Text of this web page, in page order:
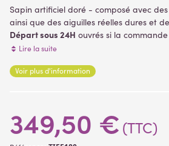
Sapin artificiel doré - composé avec
ainsi que des aiguilles réelles dures et
Départ sous 24H ouvrés si la
Finition pailletée pour les épines dures -
Lire la suite
Voir plus d'information
349,50 € (TTC)